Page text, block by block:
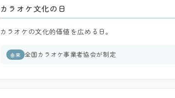
カラオケ文化の日
カラオケの文化的価値を広める日。
由来 全国カラオケ事業者協会が制定